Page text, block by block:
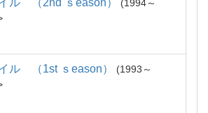
ル （2nd ｓeason）
1994～
ル （1st ｓeason）
1993～